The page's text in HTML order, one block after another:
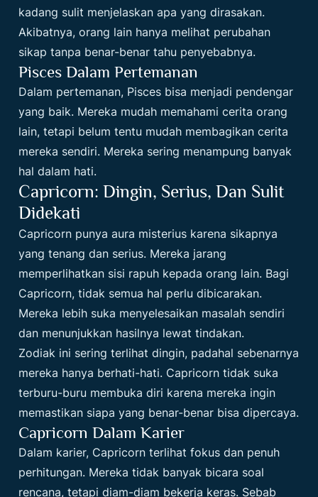
kadang sulit menjelaskan apa yang dirasakan.
Akibatnya, orang lain hanya melihat perubahan
sikap tanpa benar-benar tahu penyebabnya.
Pisces Dalam Pertemanan
Dalam pertemanan, Pisces bisa menjadi pendengar
yang baik. Mereka mudah memahami cerita orang
lain, tetapi belum tentu mudah membagikan cerita
mereka sendiri. Mereka sering menampung banyak
hal dalam hati.
Capricorn: Dingin, Serius, Dan Sulit
Didekati
Capricorn punya aura misterius karena sikapnya
yang tenang dan serius. Mereka jarang
memperlihatkan sisi rapuh kepada orang lain. Bagi
Capricorn, tidak semua hal perlu dibicarakan.
Mereka lebih suka menyelesaikan masalah sendiri
dan menunjukkan hasilnya lewat tindakan.
Zodiak ini sering terlihat dingin, padahal sebenarnya
mereka hanya berhati-hati. Capricorn tidak suka
terburu-buru membuka diri karena mereka ingin
memastikan siapa yang benar-benar bisa dipercaya.
Capricorn Dalam Karier
Dalam karier, Capricorn terlihat fokus dan penuh
perhitungan. Mereka tidak banyak bicara soal
rencana, tetapi diam-diam bekerja keras. Sebab